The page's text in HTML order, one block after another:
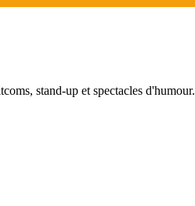
stand-up et spectacles d'humour.